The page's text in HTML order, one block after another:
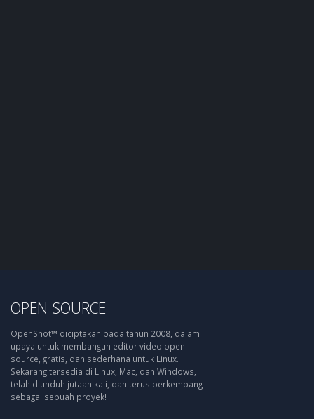
OPEN-SOURCE
OpenShot™ diciptakan pada tahun 2008, dalam
upaya untuk membangun editor video open-
source, gratis, dan sederhana untuk Linux.
Sekarang tersedia di Linux, Mac, dan Windows,
telah diunduh jutaan kali, dan terus berkembang
sebagai sebuah proyek!